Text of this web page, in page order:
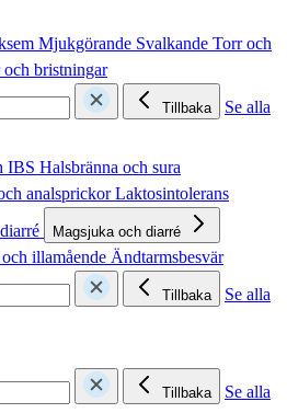
Mjukgörande Svalkande Torr och
bristningar
Tillbaka
Se alla
IBS Halsbränna och sura
analsprickorLaktosintolerans
Magsjuka och diarré
illamående Ändtarmsbesvär
Tillbaka
Se alla
Tillbaka
Se alla